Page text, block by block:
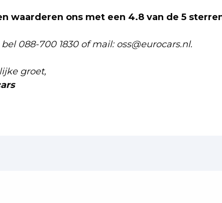
waarderen ons met een 4.8 van de 5
088-700 1830 of mail: oss@eurocars.nl.
groet,